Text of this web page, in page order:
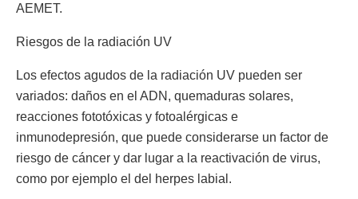
AEMET.
Riesgos de la radiación UV
Los efectos agudos de la radiación UV pueden ser
variados: daños en el ADN, quemaduras solares,
reacciones fototóxicas y fotoalérgicas e
inmunodepresión, que puede considerarse un factor de
riesgo de cáncer y dar lugar a la reactivación de virus,
como por ejemplo el del herpes labial.